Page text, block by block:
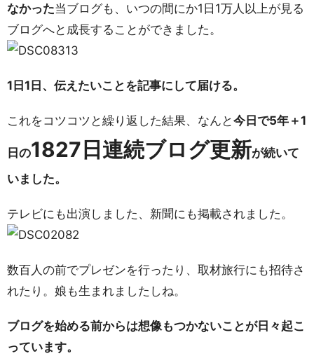
なかった当ブログも、いつの間にか1日1万人以上が見る
ブログへと成長することができました。
1日1日、伝えたいことを記事にして届ける。
これをコツコツと繰り返した結果、なんと今日で5年＋1
日の1827日連続ブログ更新が続いて
いました。
テレビにも出演しました、新聞にも掲載されました。
数百人の前でプレゼンを行ったり、取材旅行にも招待さ
れたり。娘も生まれましたしね。
ブログを始める前からは想像もつかないことが日々起こ
っています。